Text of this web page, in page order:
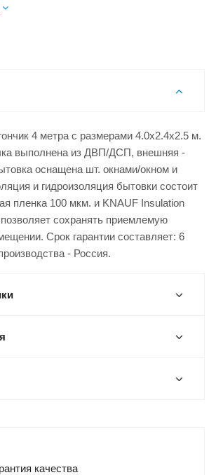
4 метра с размерами 4.0x2.4x2.5 м.
выполнена из ДВП/ДСП, внешняя -
оснащена шт. окнами/окном и
и гидроизоляция бытовки состоит
пленка 100 мкм. и KNAUF Insulation
сохранять приемлемую
Срок гарантии составляет: 6
- Россия.
качества